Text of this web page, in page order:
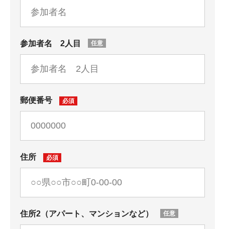
参加者名 2人目
郵便番号
住所
住所2（アパート、マンションなど）